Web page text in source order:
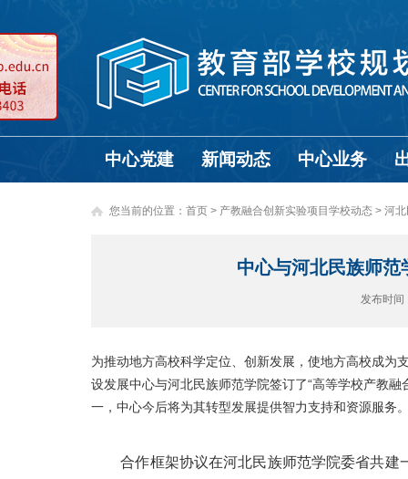
中心党建 新闻动态 中心业务
您当前的位置： 首页 > 产教融合创新实验项目学校动态 > 河
中心与河北民族师
发布时
为推动地方高校科学定位、创新发展，使地方高校成为
设发展中心与河北民族师范学院签订了“高等学校产教
一，中心今后将为其转型发展提供智力支持和资源服务
合作框架协议在河北民族师范学院委省共建